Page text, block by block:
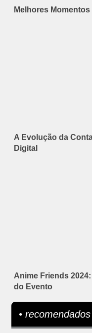
Melhores
A Evolução da
Digital
Anime Friends
do Evento
•